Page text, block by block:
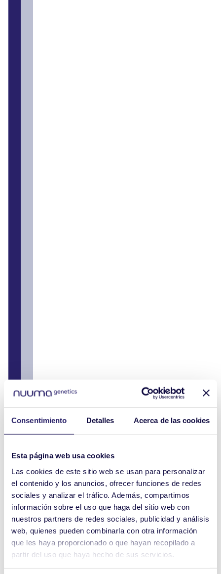
Consentimiento Detalles Acerca de las cookies
Esta página web usa cookies
Las cookies de este sitio web se usan para personalizar
el contenido y los anuncios, ofrecer funciones de redes
sociales y analizar el tráfico. Además, compartimos
información sobre el uso que haga del sitio web con
nuestros partners de redes sociales, publicidad y análisis
web, quienes pueden combinarla con otra información
que les haya proporcionado o que hayan recopilado a
partir del uso que haya hecho de sus servicios.